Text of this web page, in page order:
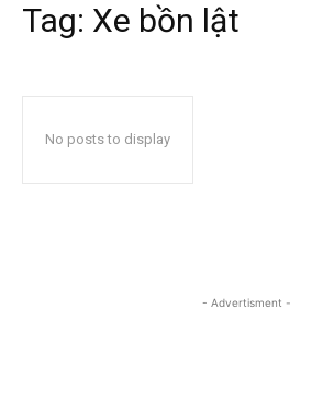
Tag: Xe bồn lật
No posts to display
- Advertisment -